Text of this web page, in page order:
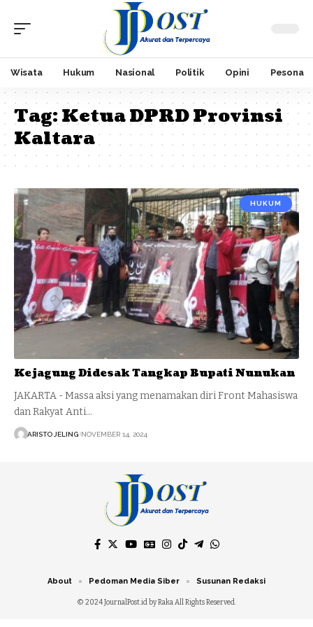
Wisata Hukum Nasional Politik Opini Pesona
Tag:Ketua DPRD Provinsi
Kaltara
HUKUM
Kejagung Didesak Tangkap Bupati Nunukan
JAKARTA - Massa aksi yang menamakan diri Front Mahasiswa
dan Rakyat Anti…
ARISTO JELING NOVEMBER 14, 2024
© 2024 JournalPost.id by Raka All Rights Reserved.
About Pedoman Media Siber Susunan Redaksi